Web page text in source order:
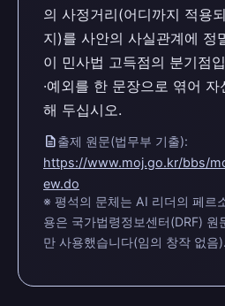
의 사정거리(어디까지 적용
지)를 사안의 사실관계에 정
이 민사법 고득점의 분기점
·예외를 한 문장으로 엮어
해 두십시오.
description출제 원문(법무부 기출):
https://www.moj.go.kr/bbs/
ew.do
※ 평석의 문체는 AI 리더의 페르
용은 국가법령정보센터(DRF) 원
만 사용했습니다(임의 창작 없음).